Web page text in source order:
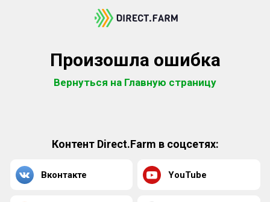
Произошла ошибка
Вернуться на Главную страницу
Контент Direct.Farm в соцсетях:
Вконтакте YouTube